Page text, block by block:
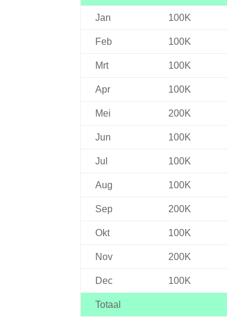
Jan 100K
Feb 100K
Mrt 100K
Apr 100K
Mei 200K
Jun 100K
Jul 100K
Aug 100K
Sep 200K
Okt 100K
Nov 200K
Dec 100K
Totaal